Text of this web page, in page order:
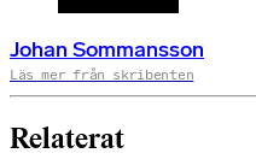
Johan Sommansson
Läs mer från skribenten
Relaterat